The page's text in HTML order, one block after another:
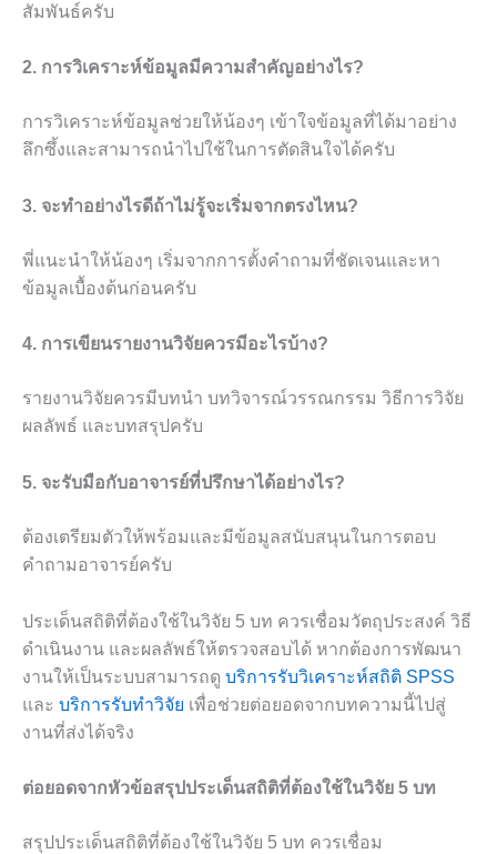
สัมพันธ์ครับ
2. การวิเคราะห์ข้อมูลมีความสำคัญอย่างไร?
การวิเคราะห์ข้อมูลช่วยให้น้องๆ เข้าใจข้อมูลที่ได้มาอย่าง
ลึกซึ้งและสามารถนำไปใช้ในการตัดสินใจได้ครับ
3. จะทำอย่างไรดีถ้าไม่รู้จะเริ่มจากตรงไหน?
พี่แนะนำให้น้องๆ เริ่มจากการตั้งคำถามที่ชัดเจนและหา
ข้อมูลเบื้องต้นก่อนครับ
4. การเขียนรายงานวิจัยควรมีอะไรบ้าง?
รายงานวิจัยควรมีบทนำ บทวิจารณ์วรรณกรรม วิธีการวิจัย
ผลลัพธ์ และบทสรุปครับ
5. จะรับมือกับอาจารย์ที่ปรึกษาได้อย่างไร?
ต้องเตรียมตัวให้พร้อมและมีข้อมูลสนับสนุนในการตอบ
คำถามอาจารย์ครับ
ประเด็นสถิติที่ต้องใช้ในวิจัย 5 บท ควรเชื่อมวัตถุประสงค์ วิธี
ดำเนินงาน และผลลัพธ์ให้ตรวจสอบได้ หากต้องการพัฒนา
งานให้เป็นระบบสามารถดู บริการรับวิเคราะห์สถิติ SPSS
และ บริการรับทำวิจัย เพื่อช่วยต่อยอดจากบทความนี้ไปสู่
งานที่ส่งได้จริง
ต่อยอดจากหัวข้อสรุปประเด็นสถิติที่ต้องใช้ในวิจัย 5 บท
สรุปประเด็นสถิติที่ต้องใช้ในวิจัย 5 บท ควรเชื่อม